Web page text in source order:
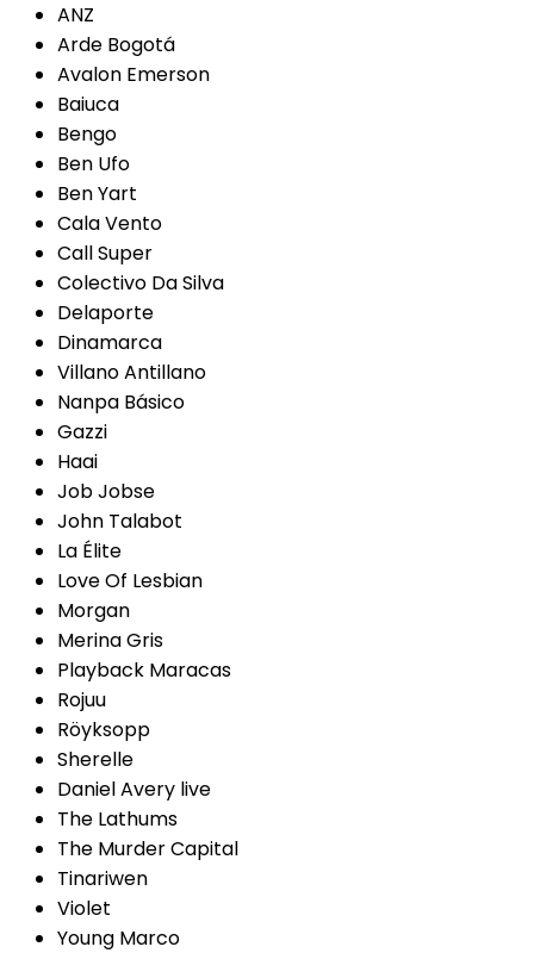
ANZ
Arde Bogotá
Avalon Emerson
Baiuca
Bengo
Ben Ufo
Ben Yart
Cala Vento
Call Super
Colectivo Da Silva
Delaporte
Dinamarca
Villano Antillano
Nanpa Básico
Gazzi
Haai
Job Jobse
John Talabot
La Élite
Love Of Lesbian
Morgan
Merina Gris
Playback Maracas
Rojuu
Röyksopp
Sherelle
Daniel Avery live
The Lathums
The Murder Capital
Tinariwen
Violet
Young Marco